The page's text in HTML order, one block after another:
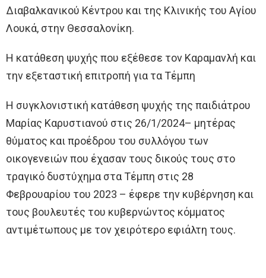
Διαβαλκανικού Κέντρου και της Κλινικής του Αγίου
Λουκά, στην Θεσσαλονίκη.
Η κατάθεση ψυχής που εξέθεσε τον Καραμανλή και
την εξεταστική επιτροπή για τα Τέμπη
Η συγκλονιστική κατάθεση ψυχής της παιδιάτρου
Μαρίας Καρυστιανού στις 26/1/2024– μητέρας
θύματος και προέδρου του συλλόγου των
οικογενειών που έχασαν τους δικούς τους στο
τραγικό δυστύχημα στα Τέμπη στις 28
Φεβρουαρίου του 2023 – έφερε την κυβέρνηση και
τους βουλευτές του κυβερνώντος κόμματος
αντιμέτωπους με τον χειρότερο εφιάλτη τους.